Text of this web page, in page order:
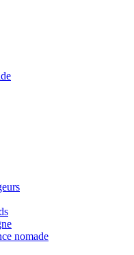
nomade